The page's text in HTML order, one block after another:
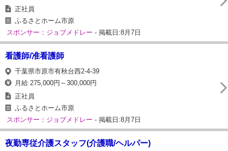
正社員
ふるさとホーム市原
スポンサー：ジョブメドレー - 掲載日:8月7日
看護師/准看護師
千葉県市原市有秋台西2-4-39
月給 275,000円～300,000円
正社員
ふるさとホーム市原
スポンサー：ジョブメドレー - 掲載日:8月7日
夜勤専従介護スタッフ(介護職/ヘルパー)